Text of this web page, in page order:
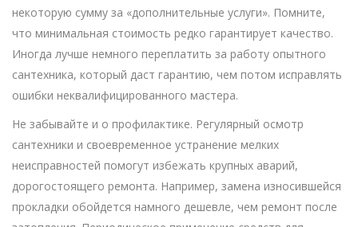
некоторую сумму за «дополнительные услуги». Помните,
что минимальная стоимость редко гарантирует качество.
Иногда лучше немного переплатить за работу опытного
сантехника, который даст гарантию, чем потом исправлять
ошибки неквалифицированного мастера.
Не забывайте и о профилактике. Регулярный осмотр
сантехники и своевременное устранение мелких
неисправностей помогут избежать крупных аварий,
дорогостоящего ремонта. Например, замена износившейся
прокладки обойдется намного дешевле, чем ремонт после